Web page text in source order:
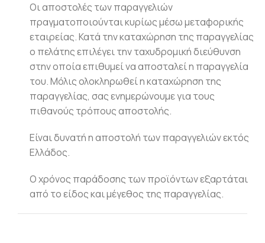
Οι αποστολές των παραγγελιών
πραγματοποιούνται κυρίως μέσω μεταφορικής
εταιρείας. Κατά την καταχώρηση της παραγγελίας
ο πελάτης επιλέγει την ταχυδρομική διεύθυνση
στην οποία επιθυμεί να αποσταλεί η παραγγελία
του. Μόλις ολοκληρωθεί η καταχώρηση της
παραγγελίας, σας ενημερώνουμε για τους
πιθανούς τρόπους αποστολής.
Είναι δυνατή η αποστολή των παραγγελιών εκτός
Ελλάδος.
Ο χρόνος παράδοσης των προϊόντων εξαρτάται
από το είδος και μέγεθος της παραγγελίας.